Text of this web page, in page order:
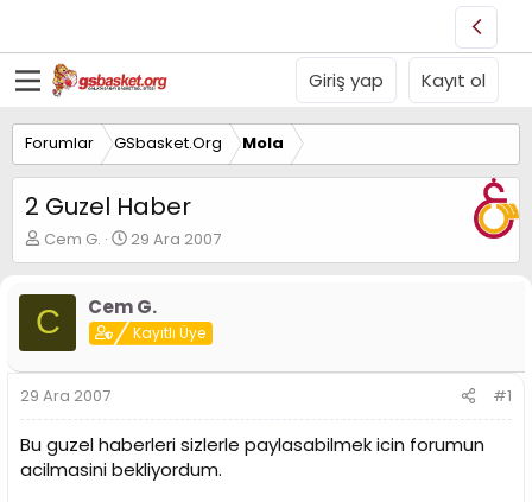
Giriş yap Kayıt ol
Forumlar GSbasket.Org Mola
2 Guzel Haber
K
o
u
y
B
a
ş
a
t
Cem G.
B
a
l
a
n
g
a
r
29 Ara 2007
C Cem G.
Kayıtlı Üye
29 Ara 2007 #1
Bu guzel haberleri sizlerle paylasabilmek icin forumun
acilmasini bekliyordum.